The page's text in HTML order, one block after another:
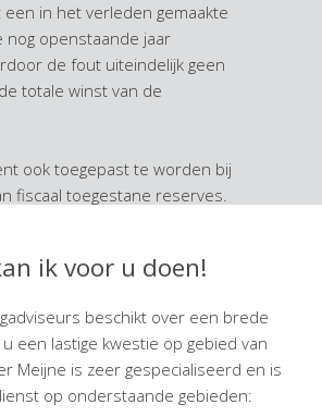
in het verleden gemaakte
openstaande jaar
de fout uiteindelijk geen
totale winst van de
ook toegepast te worden bij
fiscaal toegestane reserves.
worden op het juiste bedrag
van de foutenleer de
het jaar waarin de fout wordt
ik voor u doen!
beschikt over een brede
een lastige kwestie op gebied van
Meijne is zeer gespecialiseerd en is
op onderstaande gebieden: